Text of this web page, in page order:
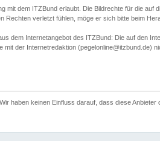
mit dem ITZBund erlaubt. Die Bildrechte für die auf
verletzt fühlen, möge er sich bitte beim
dem Internetangebot des ITZBund: Die auf den
der Internetredaktion (pegelonline@itzbund.de)
haben keinen Einfluss darauf, dass diese Anbieter